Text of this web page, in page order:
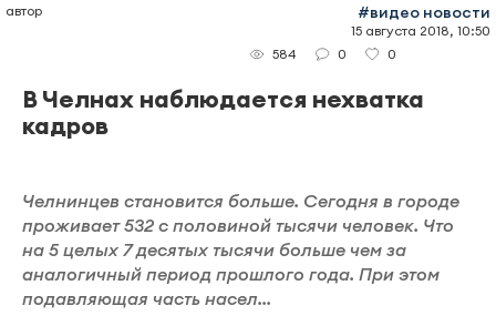
автор #видео новости
15 августа 2018, 10:50
584
0 0
В Челнах наблюдается нехватка
кадров
Челнинцев становится больше. Сегодня в городе
проживает 532 с половиной тысячи человек. Что
на 5 целых 7 десятых тысячи больше чем за
аналогичный период прошлого года. При этом
подавляющая часть насел...